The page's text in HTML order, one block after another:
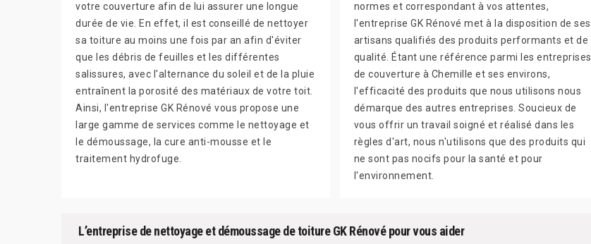
votre couverture afin de lui assurer une longue
durée de vie. En effet, il est conseillé de nettoyer
sa toiture au moins une fois par an afin d'éviter
que les débris de feuilles et les différentes
salissures, avec l'alternance du soleil et de la pluie
entraînent la porosité des matériaux de votre toit.
Ainsi, l'entreprise GK Rénové vous propose une
large gamme de services comme le nettoyage et
le démoussage, la cure anti-mousse et le
traitement hydrofuge.
normes et correspondant à vos attentes,
l'entreprise GK Rénové met à la disposition de ses
artisans qualifiés des produits performants et de
qualité. Étant une référence parmi les entreprises
de couverture à Chemille et ses environs,
l'efficacité des produits que nous utilisons nous
démarque des autres entreprises. Soucieux de
vous offrir un travail soigné et réalisé dans les
règles d'art, nous n'utilisons que des produits qui
ne sont pas nocifs pour la santé et pour
l'environnement.
L’entreprise de nettoyage et démoussage de toiture GK Rénové pour vous aider